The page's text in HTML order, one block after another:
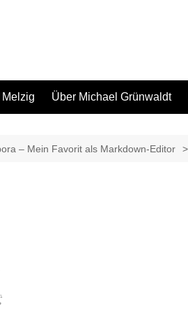
Über Michael Grünwaldt
– Mein Favorit als Markdown-Editor